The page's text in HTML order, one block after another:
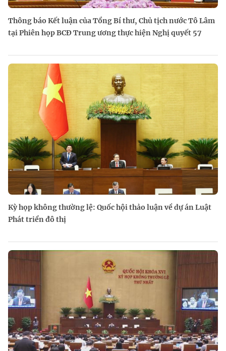
Thông báo Kết luận của Tổng Bí thư, Chủ tịch nước Tô Lâm
tại Phiên họp BCĐ Trung ương thực hiện Nghị quyết 57
Kỳ họp không thường lệ: Quốc hội thảo luận về dự án Luật
Phát triển đô thị